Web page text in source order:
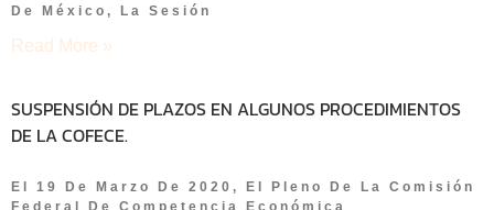
De México, La Sesión
Read More »
SUSPENSIÓN DE PLAZOS EN ALGUNOS PROCEDIMIENTOS
DE LA COFECE.
El 19 De Marzo De 2020, El Pleno De La Comisión
Federal De Competencia Económica